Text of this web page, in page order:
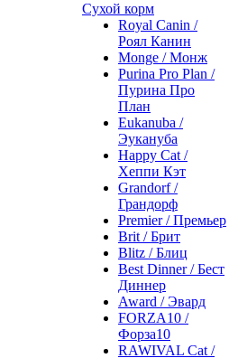
Сухой корм
Royal Canin /
Роял Канин
Monge / Монж
Purina Pro Plan /
Пурина Про
План
Eukanuba /
Эукануба
Happy Cat /
Хеппи Кэт
Grandorf /
Грандорф
Premier / Премьер
Brit / Брит
Blitz / Блиц
Best Dinner / Бест
Диннер
Award / Эвард
FORZA10 /
Форза10
RAWIVAL Cat /